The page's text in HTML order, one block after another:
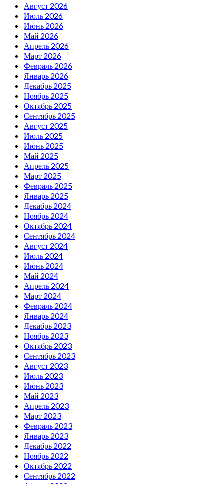
Август 2026
Июль 2026
Июнь 2026
Май 2026
Апрель 2026
Март 2026
Февраль 2026
Январь 2026
Декабрь 2025
Ноябрь 2025
Октябрь 2025
Сентябрь 2025
Август 2025
Июль 2025
Июнь 2025
Май 2025
Апрель 2025
Март 2025
Февраль 2025
Январь 2025
Декабрь 2024
Ноябрь 2024
Октябрь 2024
Сентябрь 2024
Август 2024
Июль 2024
Июнь 2024
Май 2024
Апрель 2024
Март 2024
Февраль 2024
Январь 2024
Декабрь 2023
Ноябрь 2023
Октябрь 2023
Сентябрь 2023
Август 2023
Июль 2023
Июнь 2023
Май 2023
Апрель 2023
Март 2023
Февраль 2023
Январь 2023
Декабрь 2022
Ноябрь 2022
Октябрь 2022
Сентябрь 2022